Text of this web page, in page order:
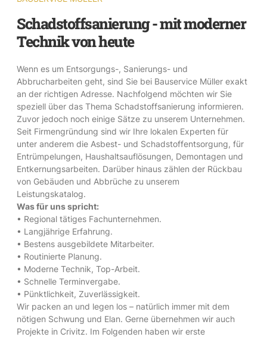
Schadstoffsanierung - mit moderner
Technik von heute
Wenn es um Entsorgungs-, Sanierungs- und
Abbrucharbeiten geht, sind Sie bei Bauservice Müller exakt
an der richtigen Adresse. Nachfolgend möchten wir Sie
speziell über das Thema Schadstoffsanierung informieren.
Zuvor jedoch noch einige Sätze zu unserem Unternehmen.
Seit Firmengründung sind wir Ihre lokalen Experten für
unter anderem die Asbest- und Schadstoffentsorgung, für
Entrümpelungen, Haushaltsauflösungen, Demontagen und
Entkernungsarbeiten. Darüber hinaus zählen der Rückbau
von Gebäuden und Abbrüche zu unserem
Leistungskatalog.
Was für uns spricht:
• Regional tätiges Fachunternehmen.
• Langjährige Erfahrung.
• Bestens ausgebildete Mitarbeiter.
• Routinierte Planung.
• Moderne Technik, Top-Arbeit.
• Schnelle Terminvergabe.
• Pünktlichkeit, Zuverlässigkeit.
Wir packen an und legen los – natürlich immer mit dem
nötigen Schwung und Elan. Gerne übernehmen wir auch
Projekte in Crivitz. Im Folgenden haben wir erste